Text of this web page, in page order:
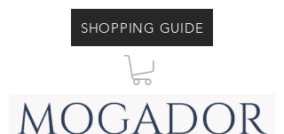
SHOPPING GUIDE